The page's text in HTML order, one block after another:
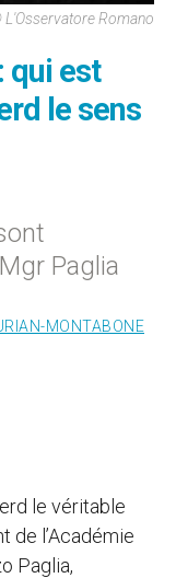
Romano
qui est
le sens
Paglia
MONTABONE
le véritable
de l’Académie
Paglia,